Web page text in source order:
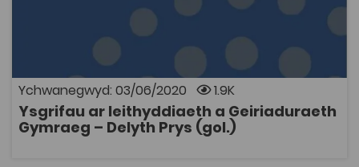
Ychwanegwyd: 03/06/2020 1.9K
Ysgrifau ar Ieithyddiaeth a Geiriaduraeth
Gymraeg – Delyth Prys (gol.)
trafod agweddau ar ramadeg y Gymraeg, gwahanol
gyweiriau, geiriadura, a datblygiad iaith. Traddodwyd
yn wreiddiol fel cyfres darlithoedd y Gîcs Gramadeg
dan nawdd y Coleg Cymraeg Cenedlaethol.
AGOR